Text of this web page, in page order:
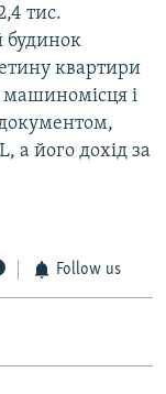
тис.
будинок
квартири
і
а його дохід за
Follow us